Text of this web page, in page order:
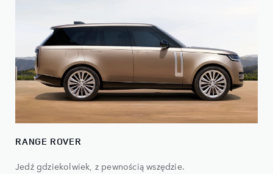
RANGE ROVER
Jedź gdziekolwiek, z pewnością wszędzie.